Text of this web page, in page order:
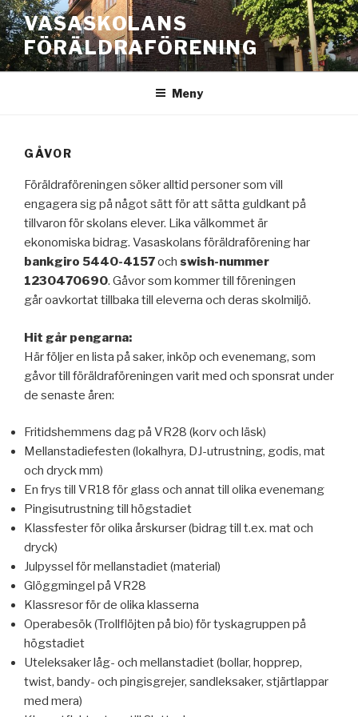
Hoppa
till
innehåll
VASASKOLANS
FÖRÄLDRAFÖRENING
Meny
GÅVOR
Föräldraföreningen söker alltid personer som vill
engagera sig på något sätt för att sätta guldkant på
tillvaron för skolans elever. Lika välkommet är
ekonomiska bidrag. Vasaskolans föräldraförening har
bankgiro 5440-4157och swish-nummer
1230470690. Gåvor som kommer till föreningen
går oavkortat tillbaka till eleverna och deras skolmiljö.
Hit går pengarna:
Här följer en lista på saker, inköp och evenemang, som
gåvor till föräldraföreningen varit med och sponsrat under
de senaste åren:
Fritidshemmens dag på VR28 (korv och läsk)
Mellanstadiefesten (lokalhyra, DJ-utrustning, godis, mat
och dryck mm)
En frys till VR18 för glass och annat till olika evenemang
Pingisutrustning till högstadiet
Klassfester för olika årskurser (bidrag till t.ex. mat och
dryck)
Julpyssel för mellanstadiet (material)
Glöggmingel på VR28
Klassresor för de olika klasserna
Operabesök (Trollflöjten på bio) för tyskagruppen på
högstadiet
Uteleksaker låg- och mellanstadiet (bollar, hopprep,
twist, bandy- och pingisgrejer, sandleksaker, stjärtlappar
med mera)